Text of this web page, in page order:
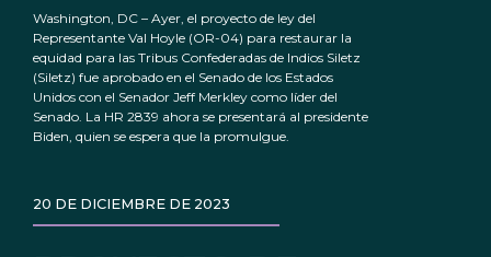
Washington, DC – Ayer, el proyecto de ley del
Representante Val Hoyle (OR-04) para restaurar la
equidad para las Tribus Confederadas de Indios Siletz
(Siletz) fue aprobado en el Senado de los Estados
Unidos con el Senador Jeff Merkley como líder del
Senado. La HR 2839 ahora se presentará al presidente
Biden, quien se espera que la promulgue.
20 DE DICIEMBRE DE 2023